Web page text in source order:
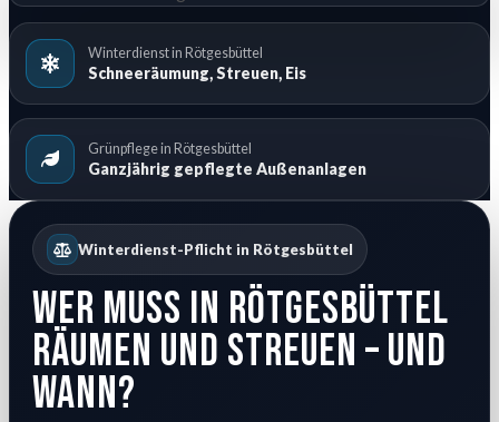
Winterdienst in Rötgesbüttel
Schneeräumung, Streuen, Eis
Grünpflege in Rötgesbüttel
Ganzjährig gepflegte Außenanlagen
Winterdienst-Pflicht in Rötgesbüttel
Wer muss in Rötgesbüttel
räumen und streuen – und
wann?